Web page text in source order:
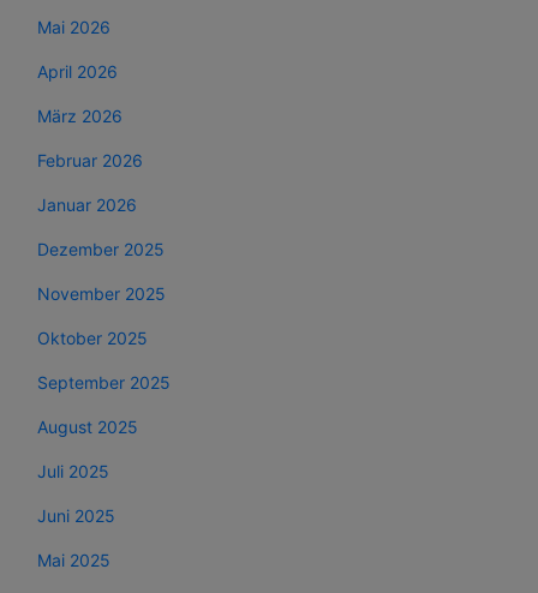
Mai 2026
April 2026
März 2026
Februar 2026
Januar 2026
Dezember 2025
November 2025
Oktober 2025
September 2025
August 2025
Juli 2025
Juni 2025
Mai 2025